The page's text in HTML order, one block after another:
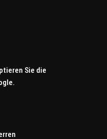
Sie die